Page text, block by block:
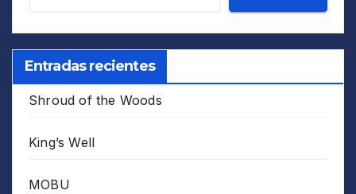
Entradas recientes
Shroud of the Woods
King’s Well
MOBU